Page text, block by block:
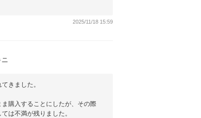
2025/11/18 15:59
きました。
購入することにしたが、その際
は不満が残りました。